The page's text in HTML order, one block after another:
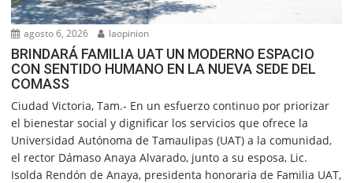
agosto 6, 2026 laopinion
BRINDARÁ FAMILIA UAT UN MODERNO ESPACIO
CON SENTIDO HUMANO EN LA NUEVA SEDE DEL
COMASS
Ciudad Victoria, Tam.- En un esfuerzo continuo por priorizar
el bienestar social y dignificar los servicios que ofrece la
Universidad Autónoma de Tamaulipas (UAT) a la comunidad,
el rector Dámaso Anaya Alvarado, junto a su esposa, Lic.
Isolda Rendón de Anaya, presidenta honoraria de Familia UAT,